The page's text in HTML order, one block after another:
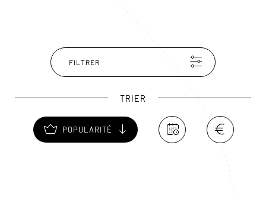
nombreux attraits.
FILTRER
TRIER
POPULARITÉ